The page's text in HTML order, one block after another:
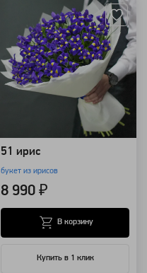
51 ирис
букет из ирисов
8 990 ₽
Купить в 1 клик
В корзину